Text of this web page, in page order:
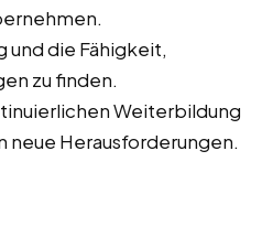
und die Fähigkeit,
zu finden.
Weiterbildung
neue Herausforderungen.